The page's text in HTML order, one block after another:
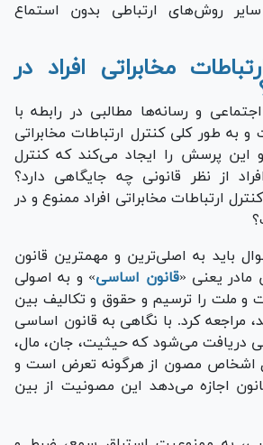
روش‌های ارتباطی بدون استماع
مخابراتی افراد در
و رسانه‌ها مطالبی در رابطه با
به طور کلی کنترل ارتباطات مخابراتی
این پرسش را ایجاد می‌کند که کنترل
از نظر قانونی چه جایگاهی دارد؟
ارتباطات مخابراتی افراد ممنوع و در
باید به اصلی‌ترین و مهمترین قانون
مادر یعنی «قانون اساسی» و به اصولی
و ملت را ترسیم و حقوق و تکالیف بین
مراجعه کرد. با نگاهی به قانون اساسی
دریافت می‌شود که حیثیت، جان، مال،
مصون از هرگونه تعرض است و
اجازه می‌دهد این مصونیت از بین